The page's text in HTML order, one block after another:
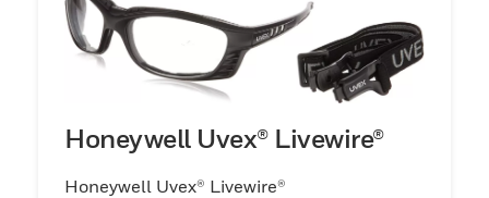
Honeywell Uvex® Livewire®
Honeywell Uvex® Livewire®